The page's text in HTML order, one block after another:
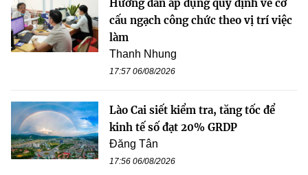
Hướng dẫn áp dụng quy định về cơ
cấu ngạch công chức theo vị trí việc
làm
Thanh Nhung
17:57 06/08/2026
Lào Cai siết kiểm tra, tăng tốc để
kinh tế số đạt 20% GRDP
Đăng Tân
17:56 06/08/2026